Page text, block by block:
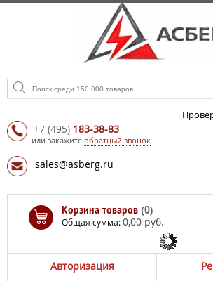
+7 (495) 183-38-83
или закажите обратный звонок
sales@asberg.ru
Корзина товаров (0)
Общая сумма:0,00 руб.
Авторизация